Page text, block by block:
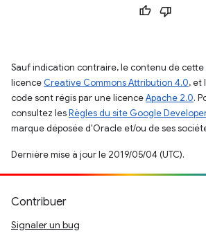
Sauf indication contraire, le contenu de
licence Creative Commons Attribution 4.0, et
code sont régis par une licenceApache 2.0.
consultez lesRègles du site Google
marque déposée d'Oracle et/ou de ses
Dernière mise à jour le 2019/05/04 (UTC).
Contribuer
Signaler un bug